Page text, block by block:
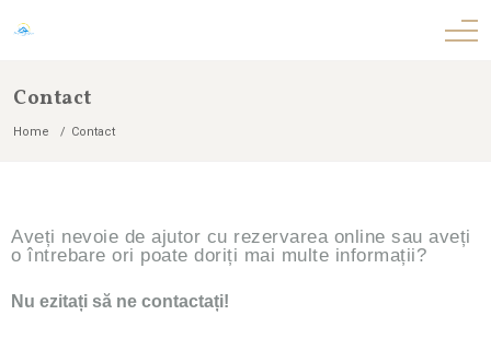
Contact
Home Contact
Aveți nevoie de ajutor cu rezervarea online sau aveți
o întrebare ori poate doriți mai multe informații?
Nu ezitați să ne contactați!